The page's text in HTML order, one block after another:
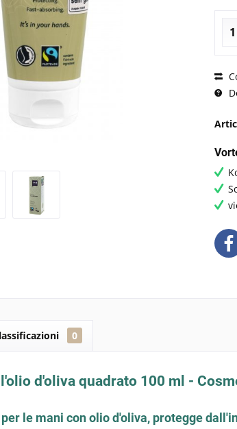
0
d'oliva quadrato 100 ml -
le mani con olio d'oliva, protegge